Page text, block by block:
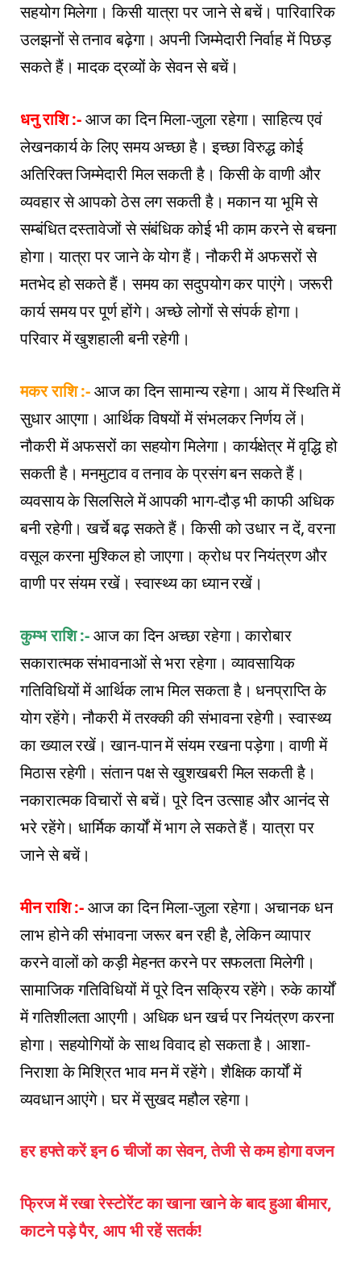
सहयोग मिलेगा। किसी यात्रा पर जाने से बचें। पारिवारिक
उलझनों से तनाव बढ़ेगा। अपनी जिम्मेदारी निर्वाह में पिछड़
सकते हैं। मादक द्रव्यों के सेवन से बचें।
धनु राशि :-आज का दिन मिला-जुला रहेगा। साहित्य एवं
लेखनकार्य के लिए समय अच्छा है। इच्छा विरुद्ध कोई
अतिरिक्त जिम्मेदारी मिल सकती है। किसी के वाणी और
व्यवहार से आपको ठेस लग सकती है। मकान या भूमि से
सम्बंधित दस्तावेजों से संबंधिक कोई भी काम करने से बचना
होगा। यात्रा पर जाने के योग हैं। नौकरी में अफसरों से
मतभेद हो सकते हैं। समय का सदुपयोग कर पाएंगे। जरूरी
कार्य समय पर पूर्ण होंगे। अच्छे लोगों से संपर्क होगा।
परिवार में खुशहाली बनी रहेगी।
मकर राशि :-आज का दिन सामान्य रहेगा। आय में स्थिति में
सुधार आएगा। आर्थिक विषयों में संभलकर निर्णय लें।
नौकरी में अफसरों का सहयोग मिलेगा। कार्यक्षेत्र में वृद्धि हो
सकती है। मनमुटाव व तनाव के प्रसंग बन सकते हैं।
व्यवसाय के सिलसिले में आपकी भाग-दौड़ भी काफी अधिक
बनी रहेगी। खर्चे बढ़ सकते हैं। किसी को उधार न दें, वरना
वसूल करना मुश्किल हो जाएगा। क्रोध पर नियंत्रण और
वाणी पर संयम रखें। स्वास्थ्य का ध्यान रखें।
कुम्भ राशि :-आज का दिन अच्छा रहेगा। कारोबार
सकारात्मक संभावनाओं से भरा रहेगा। व्यावसायिक
गतिविधियों में आर्थिक लाभ मिल सकता है। धनप्राप्ति के
योग रहेंगे। नौकरी में तरक्की की संभावना रहेगी। स्वास्थ्य
का ख्याल रखें। खान-पान में संयम रखना पड़ेगा। वाणी में
मिठास रहेगी। संतान पक्ष से खुशखबरी मिल सकती है।
नकारात्मक विचारों से बचें। पूरे दिन उत्साह और आनंद से
भरे रहेंगे। धार्मिक कार्यों में भाग ले सकते हैं। यात्रा पर
जाने से बचें।
मीन राशि :-आज का दिन मिला-जुला रहेगा। अचानक धन
लाभ होने की संभावना जरूर बन रही है, लेकिन व्यापार
करने वालों को कड़ी मेहनत करने पर सफलता मिलेगी।
सामाजिक गतिविधियों में पूरे दिन सक्रिय रहेंगे। रुके कार्यों
में गतिशीलता आएगी। अधिक धन खर्च पर नियंत्रण करना
होगा। सहयोगियों के साथ विवाद हो सकता है। आशा-
निराशा के मिश्रित भाव मन में रहेंगे। शैक्षिक कार्यों में
व्यवधान आएंगे। घर में सुखद महौल रहेगा।
हर हफ्ते करें इन 6 चीजों का सेवन, तेजी से कम होगा वजन
फ्रिज में रखा रेस्टोरेंट का खाना खाने के बाद हुआ बीमार,
काटने पड़े पैर, आप भी रहें सतर्क!